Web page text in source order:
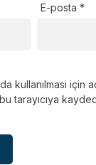
E-posta*
kullanılması için
tarayıcıya